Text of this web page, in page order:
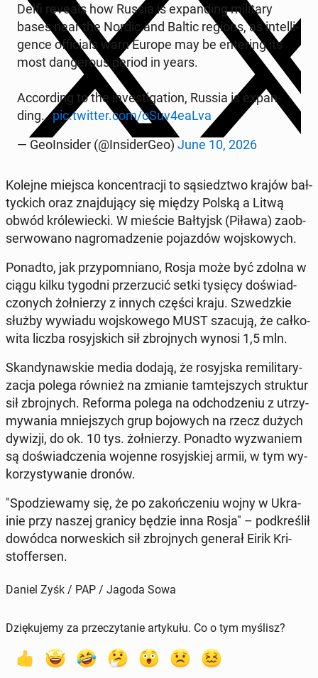
Delfi reveals how Russia is expan­ding mi­li­ta­ry
bases near the Nordic and Baltic regions, as in­tel­li­
gen­ce of­fi­cials warn Europe may be en­te­ring its
most dan­ge­ro­us period in years.
Ac­cor­ding to the in­ve­sti­ga­tion, Russia is expan­
ding…pic.twitter.com/oSuv4eaLva
— Geo­In­si­der (@In­si­der­Geo) June 10, 2026
Kolejne miejsca kon­cen­tra­cji to są­siedz­two krajów bał­
tyc­kich oraz znaj­du­ją­cy się między Polską a Litwą
obwód kró­le­wiec­ki. W mieście Bał­tyjsk (Piława) za­ob­
ser­wo­wa­no na­gro­ma­dze­nie po­jaz­dów woj­sko­wych.
Ponadto, jak przy­po­mnia­no, Rosja może być zdolna w
ciągu kilku tygodni prze­rzu­cić setki tysięcy do­świad­
czo­nych żoł­nie­rzy z innych części kraju. Szwedz­kie
służby wywiadu woj­sko­we­go MUST szacują, że cał­ko­
wi­ta liczba ro­syj­skich sił zbroj­nych wynosi 1,5 mln.
Skan­dy­naw­skie media dodają, że ro­syj­ska re­mi­li­ta­ry­
za­cja polega również na zmianie tam­tej­szych struk­tur
sił zbroj­nych. Reforma polega na od­cho­dze­niu z utrzy­
my­wa­nia mniej­szych grup bo­jo­wych na rzecz dużych
dywizji, do ok. 10 tys. żoł­nie­rzy. Ponadto wy­zwa­niem
są do­świad­cze­nia wojenne ro­syj­skiej armii, w tym wy­
ko­rzy­sty­wa­nie dronów.
"Spo­dzie­wa­my się, że po za­koń­cze­niu wojny w Ukra­
inie przy naszej granicy będzie inna Rosja" – pod­kre­ślił
dowódca nor­we­skich sił zbroj­nych generał Eirik Kri­
stof­fer­sen.
Daniel Zyśk / PAP / Jagoda Sowa
Dziękujemy za przeczytanie artykułu. Co o tym myślisz?